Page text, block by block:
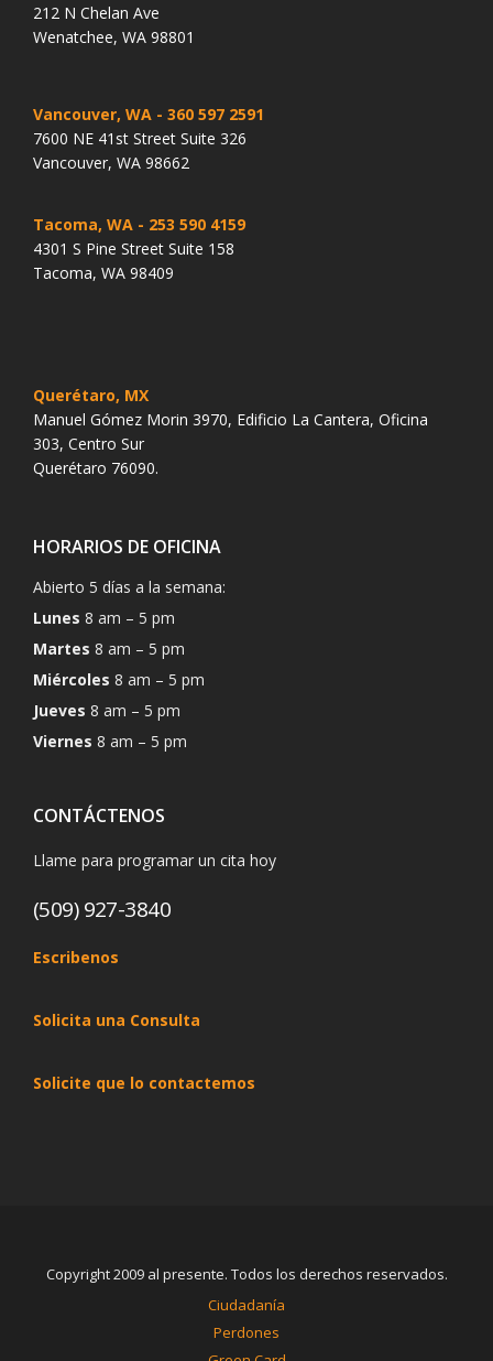
212 N Chelan Ave
Wenatchee, WA 98801
Vancouver, WA - 360 597 2591
7600 NE 41st Street Suite 326
Vancouver, WA 98662
Tacoma, WA - 253 590 4159
4301 S Pine Street Suite 158
Tacoma, WA 98409
Querétaro, MX
Manuel Gómez Morin 3970, Edificio La Cantera, Oficina
303, Centro Sur
Querétaro 76090.
HORARIOS DE OFICINA
Abierto 5 días a la semana:
Lunes 8 am – 5 pm
Martes 8 am – 5 pm
Miércoles 8 am – 5 pm
Jueves 8 am – 5 pm
Viernes 8 am – 5 pm
CONTÁCTENOS
Llame para programar un cita hoy
(509) 927-3840
Escribenos
Solicita una Consulta
Solicite que lo contactemos
Copyright 2009 al presente. Todos los derechos reservados.
Ciudadanía
Perdones